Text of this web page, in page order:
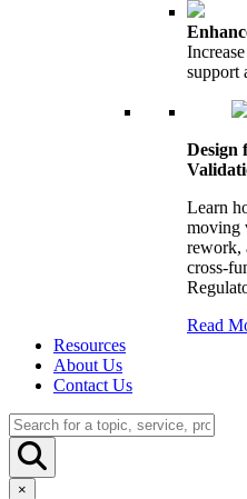
support
Design
Learn
moving
rework,
cross-
Read
Resources
About Us
Contact Us
×